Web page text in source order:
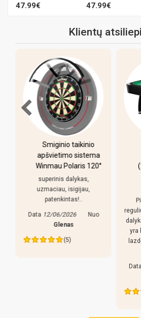
47.99€ 47.99€
Klientų
Smiginio taikinio
apšvietimo sistema
Winmau Polaris 120°
superinis dalykas,
uzmaciau, isigijau,
patenkintas!..
Data 12/06/2026
Nuo
Glenas
(5)
yra
Data